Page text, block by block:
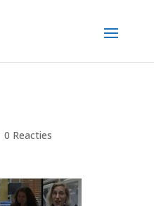
0 Reacties